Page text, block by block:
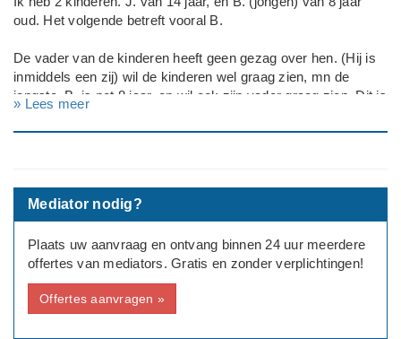
oud. Het volgende betreft vooral B.
De vader van de kinderen heeft geen gezag over hen. (Hij is
inmiddels een zij) wil de kinderen wel graag zien, mn de
jongste. B. is net 8 jaar, en wil ook zijn vader graag zien. Dit is
Door een recente ontwikkeling in de gezondheid van vader
Waar we naar zoeken is iemand die samen met ons een
oplossing bedenkt om B. zijn vader te laten zien zonder dat ik
kan en aan alle partijen duidelijk maakt wat de afspraken zijn
en waar de grenzen liggen.
Tot op heden verliep de omgang altijd in overleg met elkaar,
» Lees meer
Mediator nodig?
Plaats uw aanvraag en ontvang binnen 24 uur meerdere
offertes van mediators. Gratis en zonder verplichtingen!
Offertes aanvragen »